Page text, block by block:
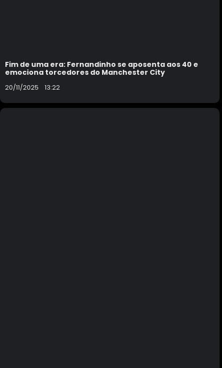
Fim de uma era: Fernandinho se aposenta aos 40 e
emociona torcedores do Manchester City
20/11/2025 13:22